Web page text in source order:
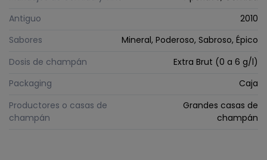
Antiguo
2010
Sabores
Mineral, Poderoso, Sabroso, Épico
Dosis de champán
Extra Brut (0 a 6 g/l)
Packaging
Caja
Productores o casas de
champán
Grandes casas de
champán